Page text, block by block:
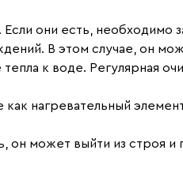
они есть, необходимо
В этом случае, он
к воде. Регулярная
нагревательный
он может выйти из строя